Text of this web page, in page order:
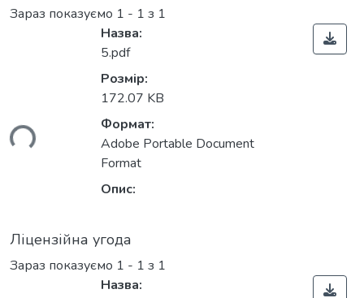
Зараз показуємо 1 - 1 з 1
Назва:
5.pdf
Розмір:
172.07 KB
Формат:
Adobe Portable Document
Format
Опис:
Ліцензійна угода
Зараз показуємо 1 - 1 з 1
Назва: